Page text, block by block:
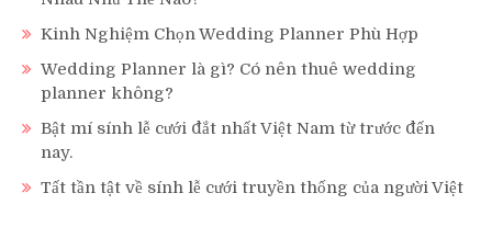
Kinh Nghiệm Chọn Wedding Planner Phù Hợp
Wedding Planner là gì? Có nên thuê wedding
planner không?
Bật mí sính lễ cưới đắt nhất Việt Nam từ trước đến
nay.
Tất tần tật về sính lễ cưới truyền thống của người Việt